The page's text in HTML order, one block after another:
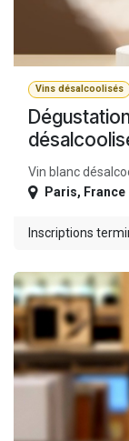
Vins désalcoolisés
Vin blanc
Paris, France
Inscriptions